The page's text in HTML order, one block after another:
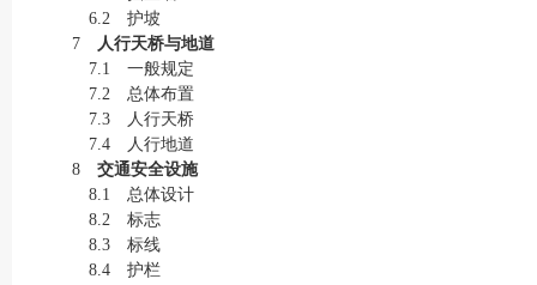
6.2 护坡
7
人行天桥与地道
7.1 一般规定
7.2 总体布置
7.3 人行天桥
7.4 人行地道
8 交通安全设施
8.1 总体设计
8.2 标志
8.3 标线
8.4 护栏